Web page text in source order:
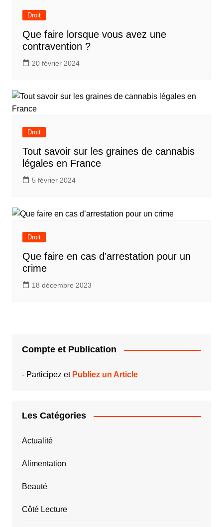
Droit
Que faire lorsque vous avez une
contravention ?
20 février 2024
Droit
Tout savoir sur les graines de cannabis
légales en France
5 février 2024
Droit
Que faire en cas d’arrestation pour un
crime
18 décembre 2023
Compte et Publication
- Participez et Publiez un Article
Les Catégories
Actualité
Alimentation
Beauté
Côté Lecture